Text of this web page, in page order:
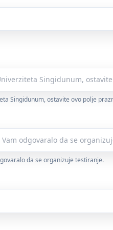
Singidunum, ostavite ovo polje
da se organizuje testiranje.